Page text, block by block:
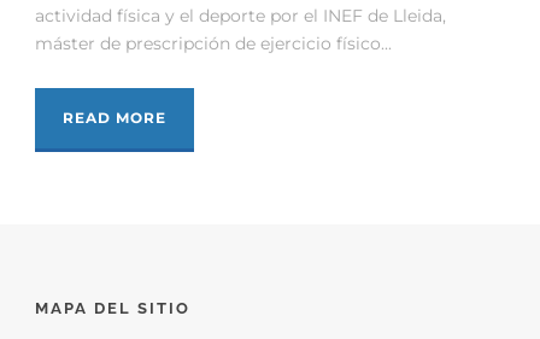
actividad física y el deporte por el INEF de Lleida,
máster de prescripción de ejercicio físico...
READ MORE
MAPA DEL SITIO